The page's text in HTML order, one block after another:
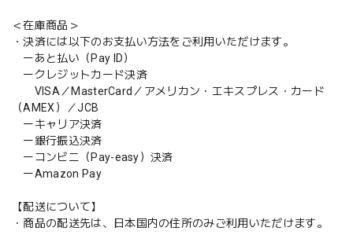
＜在庫商品＞
・決済には以下のお支払い方法をご利用いただけます。
ーあと払い（Pay ID）
ークレジットカード決済
VISA／MasterCard／アメリカン・エキスプレス・カード
（AMEX）／JCB
ーキャリア決済
ー銀行振込決済
ーコンビニ（Pay-easy）決済
ーAmazon Pay
【配送について】
・商品の配送先は、日本国内の住所のみご利用いただけます。